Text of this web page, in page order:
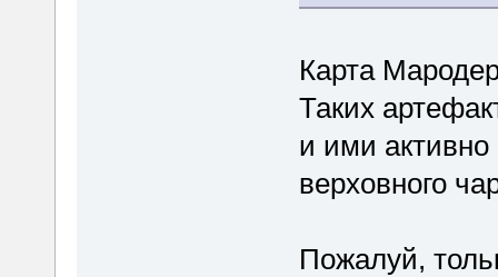
Карта
Таких
и ими активно
верховного
Пожалуй,